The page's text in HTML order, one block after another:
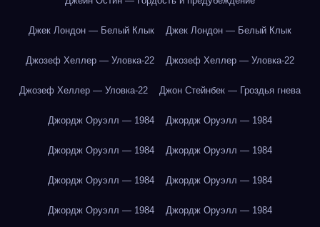
Джек Лондон — Белый Клык Джек Лондон — Белый Клык
Джозеф Хеллер — Уловка-22 Джозеф Хеллер — Уловка-22
Джозеф Хеллер — Уловка-22 Джон Стейнбек — Гроздья гнева
Джордж Оруэлл — 1984 Джордж Оруэлл — 1984
Джордж Оруэлл — 1984 Джордж Оруэлл — 1984
Джордж Оруэлл — 1984 Джордж Оруэлл — 1984
Джордж Оруэлл — 1984 Джордж Оруэлл — 1984